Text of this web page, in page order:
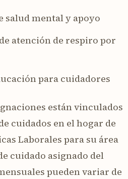
salud mental y apoyo
atención de respiro por
para cuidadores
están vinculados
cuidados en el hogar de
Laborales para su área
cuidado asignado del
pueden variar de